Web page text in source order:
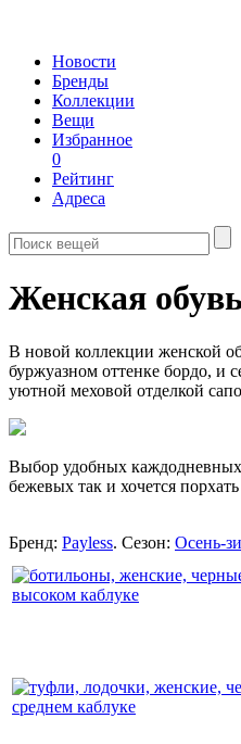
Новости
Бренды
Коллекции
Вещи
Избранное
0
Рейтинг
Адреса
Женская
В новой коллекции женской
буржуазном оттенке бордо, и
уютной меховой отделкой
Выбор удобных
бежевых так и хочется
Бренд: Payless. Сезон: Осень-